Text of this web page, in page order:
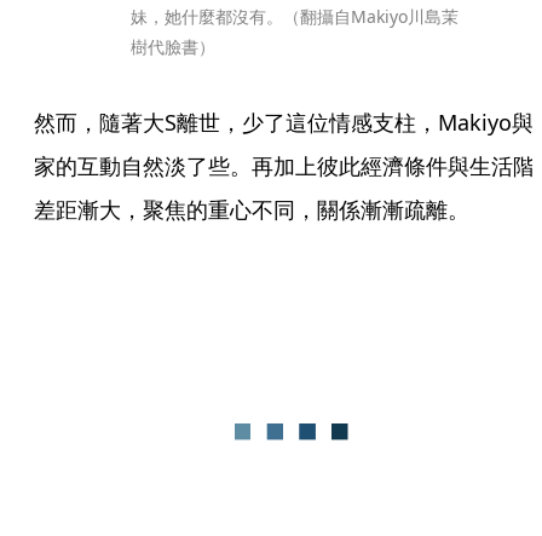
妹，她什麼都沒有。（翻攝自Makiyo川島茉
樹代臉書）
然而，隨著大S離世，少了這位情感支柱，Makiyo與
家的互動自然淡了些。再加上彼此經濟條件與生活階
差距漸大，聚焦的重心不同，關係漸漸疏離。